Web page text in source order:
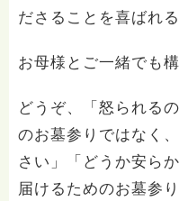
ださることを喜ばれ
お母様とご一緒でも構
どうぞ、「怒られる
のお墓参りではなく
さい」「どうか安ら
届けるためのお墓参